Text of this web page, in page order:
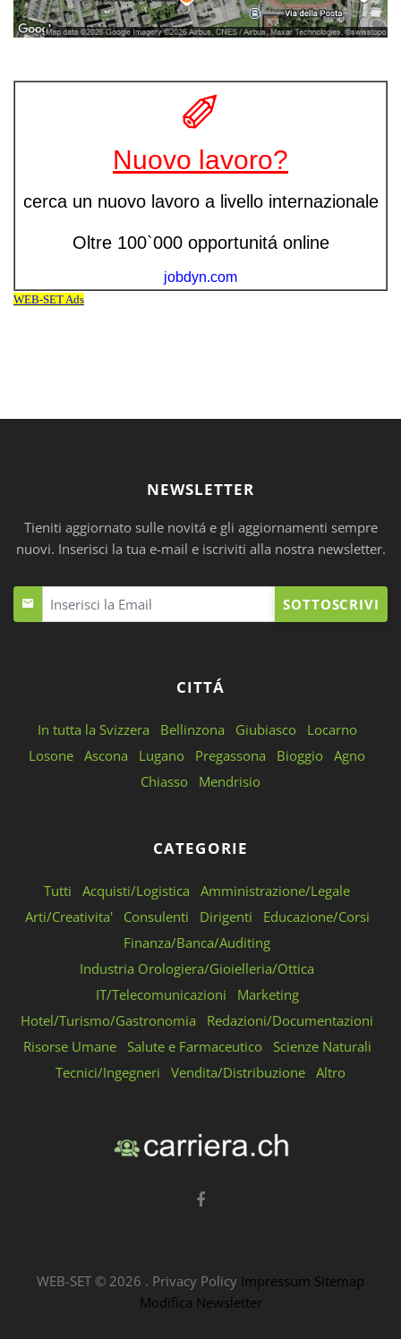
NEWSLETTER
Tieniti aggiornato sulle novitá e gli aggiornamenti sempre
nuovi. Inserisci la tua e-mail e iscriviti alla nostra newsletter.
SOTTOSCRIVI
CITTÁ
In tutta la Svizzera Bellinzona Giubiasco
Locarno
Losone Ascona Lugano Pregassona Bioggio Agno
Chiasso
Mendrisio
CATEGORIE
Tutti Acquisti/Logistica
Amministrazione/Legale
Arti/Creativita'
Consulenti Dirigenti
Educazione/Corsi
Finanza/Banca/Auditing
Industria Orologiera/Gioielleria/Ottica
IT/Telecomunicazioni
Marketing
Hotel/Turismo/Gastronomia
Redazioni/Documentazioni
Risorse Umane
Salute e Farmaceutico
Scienze Naturali
Tecnici/Ingegneri
Vendita/Distribuzione Altro
WEB-SET © 2026 . Privacy Policy Impressum Sitemap
Modifica Newsletter